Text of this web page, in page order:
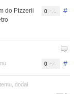
#
0
do Pizzerii
#
0
dodał